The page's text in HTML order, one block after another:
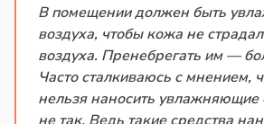
В помещении должен быть
воздуха, чтобы кожа не
воздуха. Пренебрегать им —
Часто сталкиваюсь с мнением,
нельзя наносить увлажняющие